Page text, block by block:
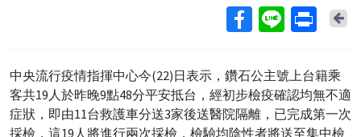
中央流行疫情指揮中心今(22)日表示，鑽石公主號上台籍乘
客共19人於昨晚9點48分平安抵台，經初步檢疫確認均無不適
症狀，即由11台救護車分送3家後送醫院隔離，已完成第一次
採檢，這19人將進行兩次採檢，檢驗均陰性者將送至集中檢